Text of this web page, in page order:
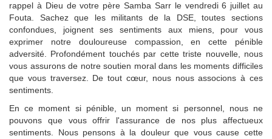
rappel à Dieu de votre père Samba Sarr le vendredi 6 juillet au
Fouta. Sachez que les militants de la DSE, toutes sections
confondues, joignent ses sentiments aux miens, pour vous
exprimer notre douloureuse compassion, en cette pénible
adversité. Profondément touchés par cette triste nouvelle, nous
vous assurons de notre soutien moral dans les moments difficiles
que vous traversez. De tout cœur, nous nous associons à ces
sentiments.
En ce moment si pénible, un moment si personnel, nous ne
pouvons que vous offrir l'assurance de nos plus affectueux
sentiments. Nous pensons à la douleur que vous cause cette